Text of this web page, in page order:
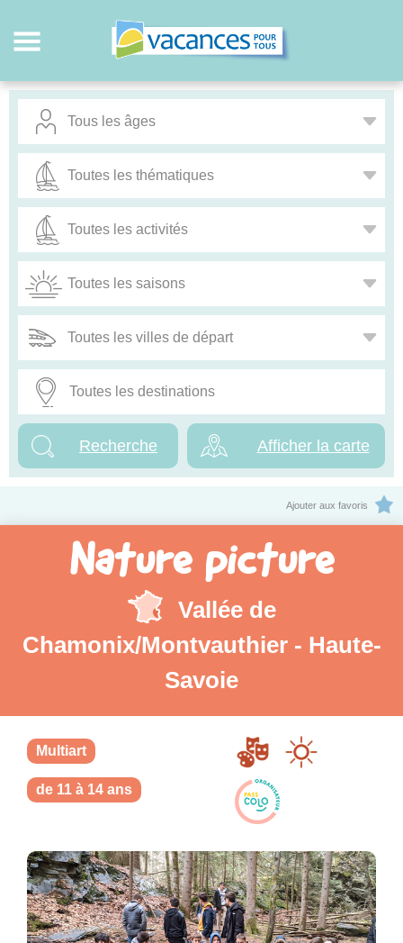
Afficher la carte
Ajouter aux favoris
Nature picture
Vallée de
Chamonix/Montvauthier - Haute-
Savoie
Multiart
de 11 à 14 ans